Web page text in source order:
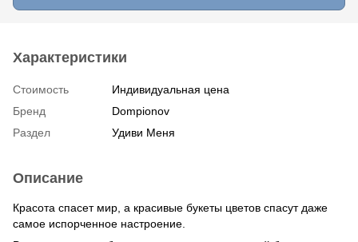
Характеристики
Стоимость
Индивидуальная цена
Бренд
Dompionov
Раздел
Удиви Меня
Описание
Красота спасет мир, а красивые букеты цветов спасут даже
самое испорченное настроение.